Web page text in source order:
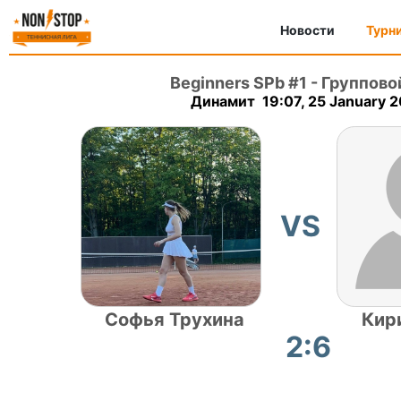
Новости
Beginners SPb #1 -
Динамит 19:07, 25 January
Софья Трухина
VS
2:6